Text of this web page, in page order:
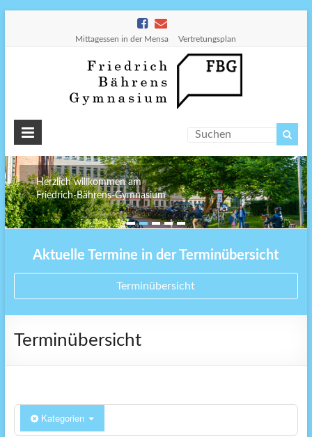
Mittagessen in der Mensa Vertretungsplan
Herzlich willkommen am
Friedrich-Bährens-Gymnasium
Aktuelle Termine in der Terminübersicht
Terminübersicht
Terminübersicht
Kategorien